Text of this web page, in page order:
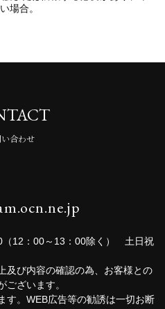
場合。
合わせ
（12：00～13：00除く） 土日祝
及び内容の確認の為、お客様との
ございます。
す。WEB広告等の勧誘は一切お断